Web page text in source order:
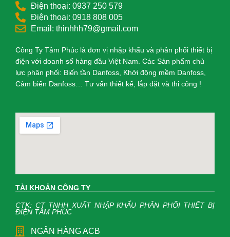
Điện thoại: 0937 250 579
Điện thoại: 0918 808 005
Email: thinhhh79@gmail.com
Công Ty Tâm Phúc là đơn vị nhập khẩu và phân phối thiết bị
điện với doanh số hàng đầu Việt Nam. Các Sản phẩm chủ
lực phân phối: Biến tần Danfoss, Khởi động mềm Danfoss,
Cảm biến Danfoss… Tư vấn thiết kế, lắp đặt và thi công !
TÀI KHOẢN CÔNG TY
CTK: CT TNHH XUẤT NHẬP KHẨU PHÂN PHỐI THIẾT BỊ
ĐIỆN TÂM PHÚC
NGÂN HÀNG ACB